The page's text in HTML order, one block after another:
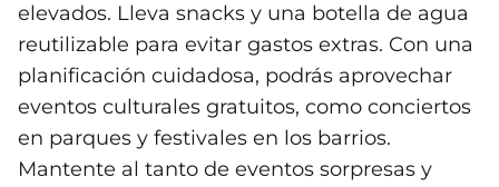
elevados. Lleva snacks y una botella de agua
reutilizable para evitar gastos extras. Con una
planificación cuidadosa, podrás aprovechar
eventos culturales gratuitos, como conciertos
en parques y festivales en los barrios.
Mantente al tanto de eventos sorpresas y